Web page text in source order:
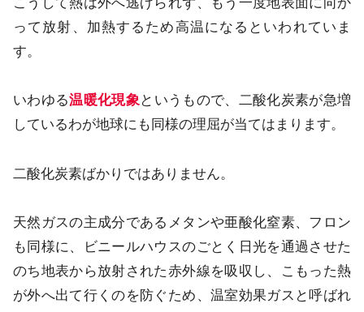
って放射、加熱するため高温になるといわれていま
す。
いわゆる温暖化現象というもので、二酸化炭素が急増
しているわが地球にも同様の理屈が当てはまります。
二酸化炭素ばかりではありません。
天然ガスの主成分であるメタンや亜酸化窒素、フロン
も同様に、ビニールハウスのごとく日光を通過させた
のち地表から放射された赤外線を吸収し、こもった熱
が外へ出て行くのを防ぐため、温室効果ガスと呼ばれ